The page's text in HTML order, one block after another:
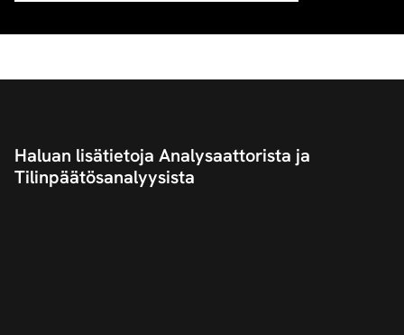
Haluan lisätietoja Analysaattorista ja
Tilinpäätösanalyysista